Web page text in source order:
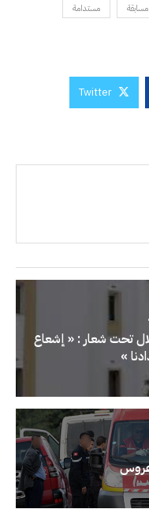
مسابقة
مستدامة
Twitter
تحت شعار : « إشعاع
»
عروس